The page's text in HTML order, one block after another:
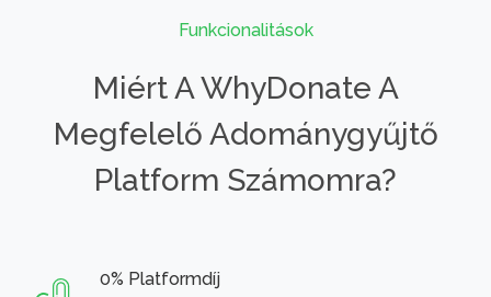
Funkcionalitások
Miért A WhyDonate A
Megfelelő Adománygyűjtő
Platform Számomra?
0% Platformdíj